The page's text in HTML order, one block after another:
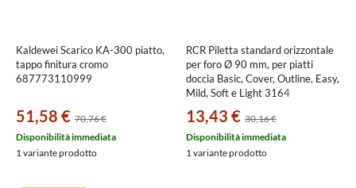
Kaldewei Scarico KA-300 piatto,
tappo finitura cromo
687773110999
51,58 € 70,76 €
Disponibilità immediata
1 variante prodotto
RCR Piletta standard orizzontale
per foro Ø 90 mm, per piatti
doccia Basic, Cover, Outline, Easy,
Mild, Soft e Light 3164
13,43 € 30,16 €
Disponibilità immediata
1 variante prodotto